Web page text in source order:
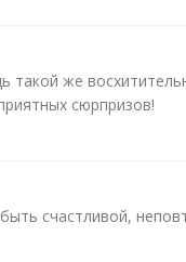
такой же
сюрпризов!
счастливой,